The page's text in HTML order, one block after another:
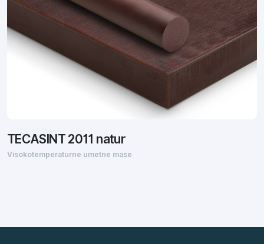
TECASINT 2011 natur
Visokotemperaturne umetne mase